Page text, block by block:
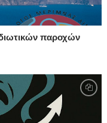
παροχών